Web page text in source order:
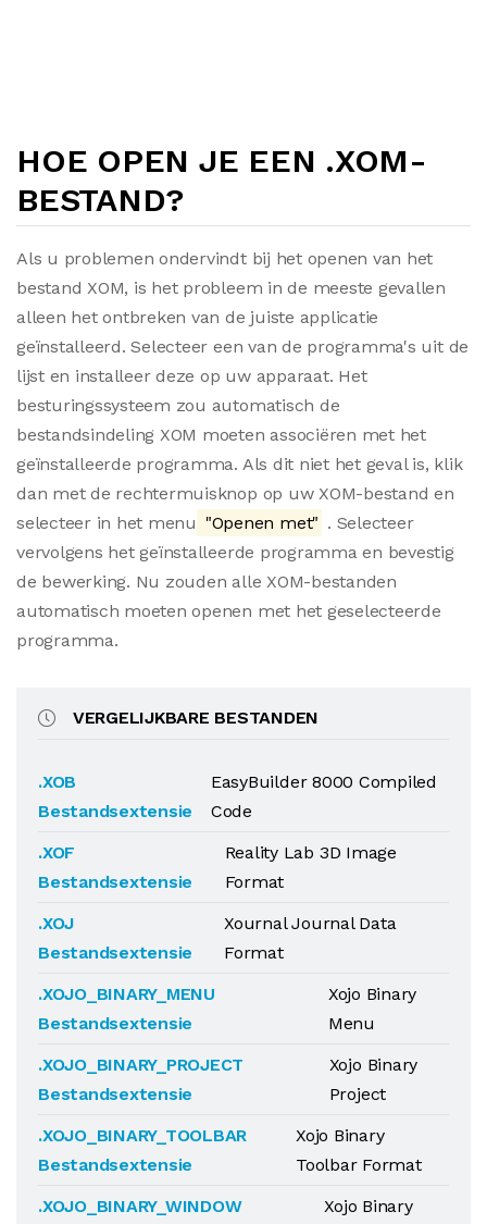
HOE OPEN JE EEN .XOM-
BESTAND?
Als u problemen ondervindt bij het openen van het
bestand XOM, is het probleem in de meeste gevallen
alleen het ontbreken van de juiste applicatie
geïnstalleerd. Selecteer een van de programma's uit de
lijst en installeer deze op uw apparaat. Het
besturingssysteem zou automatisch de
bestandsindeling XOM moeten associëren met het
geïnstalleerde programma. Als dit niet het geval is, klik
dan met de rechtermuisknop op uw XOM-bestand en
selecteer in het menu "Openen met" . Selecteer
vervolgens het geïnstalleerde programma en bevestig
de bewerking. Nu zouden alle XOM-bestanden
automatisch moeten openen met het geselecteerde
programma.
VERGELIJKBARE BESTANDEN
.XOB
Bestandsextensie
EasyBuilder 8000 Compiled
Code
.XOF
Bestandsextensie
Reality Lab 3D Image
Format
.XOJ
Bestandsextensie
Xournal Journal Data
Format
.XOJO_BINARY_MENU
Bestandsextensie
Xojo Binary
Menu
.XOJO_BINARY_PROJECT
Bestandsextensie
Xojo Binary
Project
.XOJO_BINARY_TOOLBAR
Bestandsextensie
Xojo Binary
Toolbar Format
.XOJO_BINARY_WINDOW
Xojo Binary